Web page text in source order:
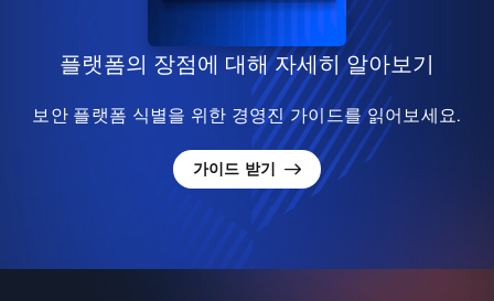
플랫폼의 장점에 대해 자세히 알아보기
보안 플랫폼 식별을 위한 경영진 가이드를 읽어보세요.
가이드 받기